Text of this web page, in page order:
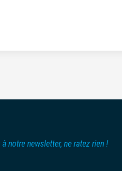
notre newsletter, ne ratez rien !